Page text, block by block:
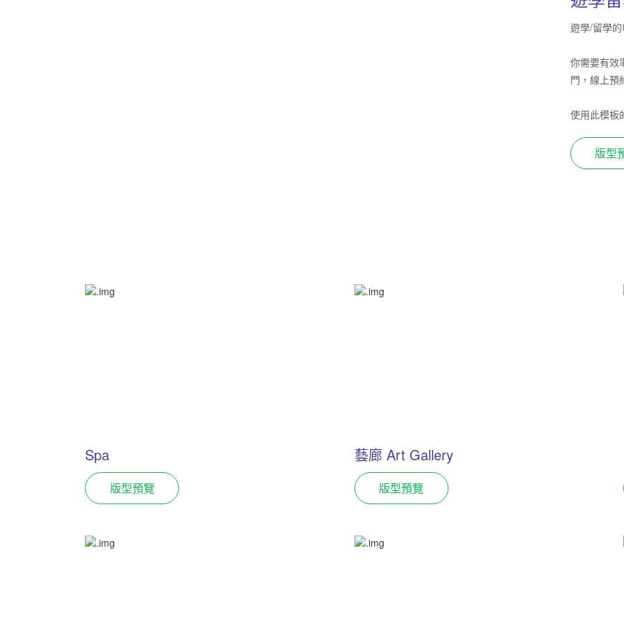
遊學/留學
你需要有效
門，線上預
使用此模板
到之前可以
版型
Spa
版型預覽
藝廊 Art Gallery
版型預覽